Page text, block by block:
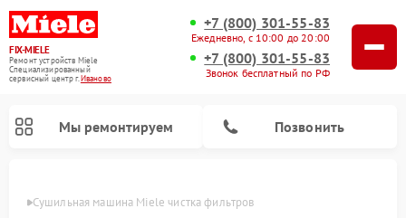
FIX-MIELE
Ремонт устройств Miele
Специализированный
cервисный центр г.Иваново
+7 (800) 301-55-83
Ежедневно, с 10:00 до 20:00
+7 (800) 301-55-83
Звонок бесплатный по РФ
Мы ремонтируем Позвонить
Сушильная машина Miele чистка фильтров